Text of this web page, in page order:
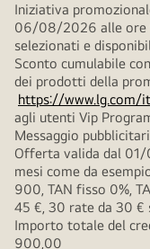
Iniziativa
06/08/2026 alle ore
selezionati e
Sconto cumulabile
dei prodotti della
https://
agli utenti Vip
Messaggio
Offerta valida dal
mesi come da
900, TAN fisso 0%,
45 €, 30 rate da 30 €
Importo totale del
900,00